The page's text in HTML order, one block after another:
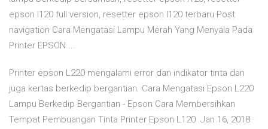
epson l120 full version, resetter epson l120 terbaru Post
navigation Cara Mengatasi Lampu Merah Yang Menyala Pada
Printer EPSON ...
Printer epson L220 mengalami error dan indikator tinta dan
juga kertas berkedip bergantian. Cara Mengatasi Epson L220
Lampu Berkedip Bergantian - Epson Cara Membersihkan
Tempat Pembuangan Tinta Printer Epson L120 Jan 16, 2018 ·